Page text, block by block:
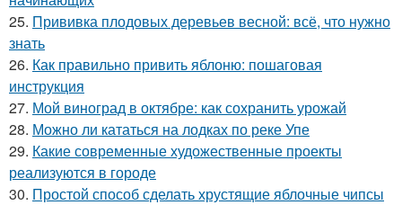
25. Прививка плодовых деревьев весной: всё, что нужно
знать
26. Как правильно привить яблоню: пошаговая
инструкция
27. Мой виноград в октябре: как сохранить урожай
28. Можно ли кататься на лодках по реке Упе
29. Какие современные художественные проекты
реализуются в городе
30. Простой способ сделать хрустящие яблочные чипсы